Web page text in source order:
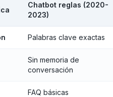
Chatbot reglas (2020-
2023)
Palabras clave exactas
Sin memoria de
conversación
FAQ básicas